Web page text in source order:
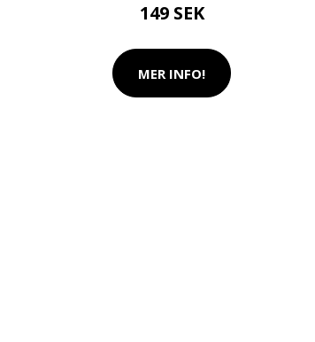
149 SEK
MER INFO!